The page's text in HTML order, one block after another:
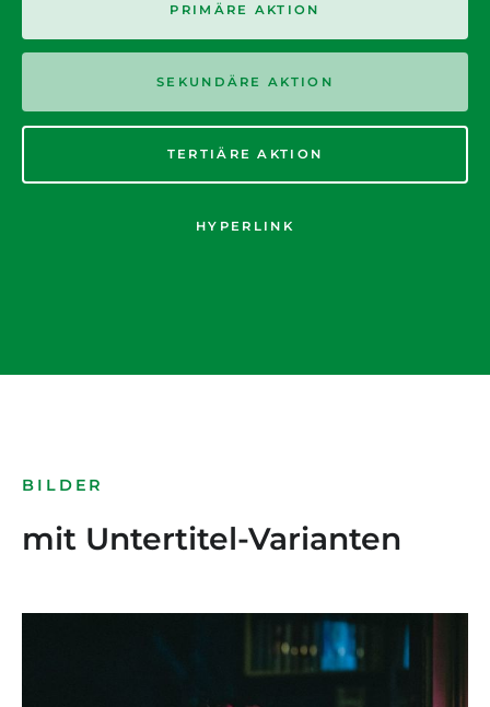
PRIMÄRE AKTION
SEKUNDÄRE AKTION
TERTIÄRE AKTION
HYPERLINK
BILDER
mit Untertitel-Varianten